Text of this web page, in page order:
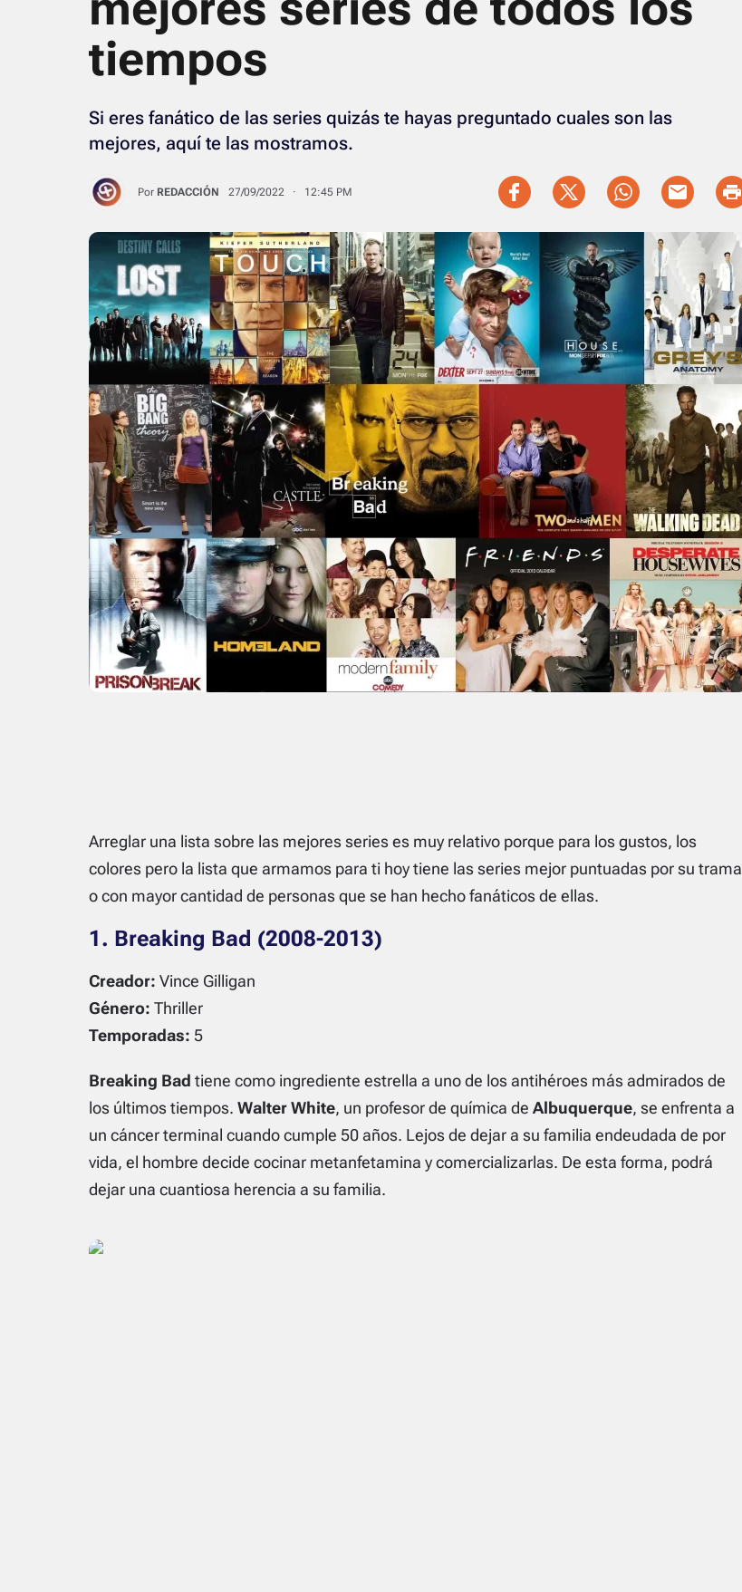
tiempos
Si eres fanático de las series quizás te hayas preguntado cuales son las
mejores, aquí te las mostramos.
Por REDACCIÓN 27/09/2022 · 12:45 PM
Arreglar una lista sobre las mejores series es muy relativo porque para los gustos, los
colores pero la lista que armamos para ti hoy tiene las series mejor puntuadas por su trama
o con mayor cantidad de personas que se han hecho fanáticos de ellas.
1. Breaking Bad (2008-2013)
Creador: Vince Gilligan
Género: Thriller
Temporadas: 5
Breaking Bad tiene como ingrediente estrella a uno de los antihéroes más admirados de
los últimos tiempos. Walter White, un profesor de química de Albuquerque, se enfrenta a
un cáncer terminal cuando cumple 50 años. Lejos de dejar a su familia endeudada de por
vida, el hombre decide cocinar metanfetamina y comercializarlas. De esta forma, podrá
dejar una cuantiosa herencia a su familia.